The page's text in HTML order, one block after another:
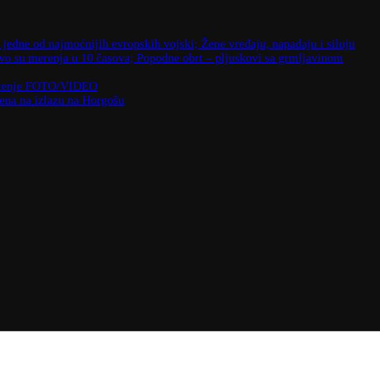
od najmoćnijih evropskih vojski; Žene vređaju, napadaju i siluju
su merenja u 10 časova; Popodne obrt – pljuskovi sa grmljavinom
FOTO/VIDEO
na izlazu na Horgošu